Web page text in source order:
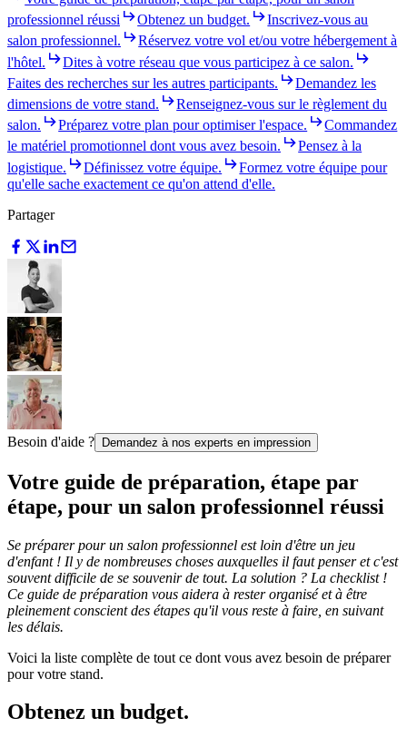
professionnel réussi
Obtenez un budget.
Inscrivez-vous au
salon professionnel.
Réservez votre vol et/ou votre hébergement à
l'hôtel.
Dites à votre réseau que vous participez à ce salon.
Faites des recherches sur les autres participants.
Demandez les
dimensions de votre stand.
Renseignez-vous sur le règlement du
salon.
Préparez votre plan pour optimiser l'espace.
Commandez
le matériel promotionnel dont vous avez besoin.
Pensez à la
logistique.
Définissez votre équipe.
Formez votre équipe pour
qu'elle sache exactement ce qu'on attend d'elle.
Partager
Besoin d'aide ? Demandez à nos experts en impression
Votre guide de préparation, étape par
étape, pour un salon professionnel réussi
Se préparer pour un salon professionnel est loin d'être un jeu
d'enfant ! Il y de nombreuses choses auxquelles il faut penser et c'est
souvent difficile de se souvenir de tout. La solution ? La checklist !
Ce guide de préparation vous aidera à rester organisé et à être
pleinement conscient des étapes qu'il vous reste à faire, en suivant
les délais.
Voici la liste complète de tout ce dont vous avez besoin de préparer
pour votre stand.
Obtenez un budget.